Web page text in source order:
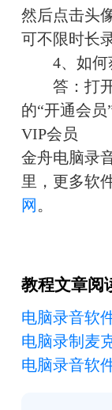
然后点击头
可不限时长
4、如何
答：打开
的“开通会
VIP会员
金舟电脑录
里，更多软
网 。
教程文章阅
电脑录音软
电脑录制麦
电脑录音软